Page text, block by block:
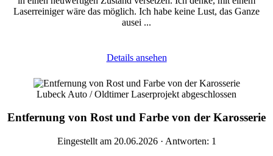
Laserreiniger wäre das möglich. Ich habe keine Lust, das Ganze
ausei ...
Details ansehen
Lubeck Auto / OldtimerLaserprojekt abgeschlossen
Entfernung von Rost und Farbe von der Karosserie
Eingestellt am 20.06.2026 · Antworten: 1